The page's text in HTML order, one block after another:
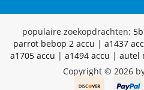
populaire zoekopdrachten:
parrot bebop 2 accu | a1437
a1705 accu | a1494 accu | autel
Copyright © 2026